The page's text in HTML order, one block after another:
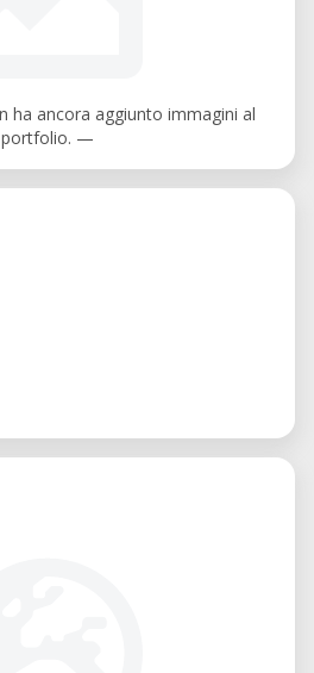
ha ancora aggiunto immagini al
portfolio. —